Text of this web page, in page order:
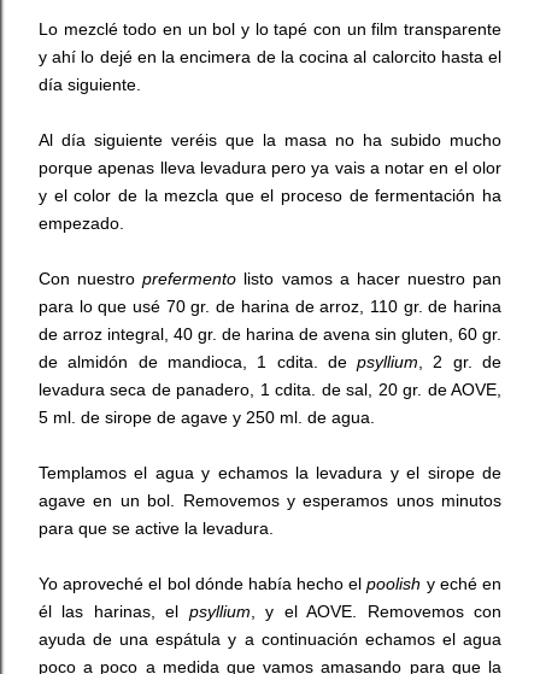
Lo mezclé todo en un bol y lo tapé con un film transparente
y ahí lo dejé en la encimera de la cocina al calorcito hasta el
día siguiente.
Al día siguiente veréis que la masa no ha subido mucho
porque apenas lleva levadura pero ya vais a notar en el olor
y el color de la mezcla que el proceso de fermentación ha
empezado.
Con nuestroprefermento listo vamos a hacer nuestro pan
para lo que usé 70 gr. de harina de arroz, 110 gr. de harina
de arroz integral, 40 gr. de harina de avena sin gluten, 60 gr.
de almidón de mandioca, 1 cdita. depsyllium , 2 gr. de
levadura seca de panadero, 1 cdita. de sal, 20 gr. de AOVE,
5 ml. de sirope de agave y 250 ml. de agua.
Templamos el agua y echamos la levadura y el sirope de
agave en un bol. Removemos y esperamos unos minutos
para que se active la levadura.
Yo aproveché el bol dónde había hecho elpoolish y eché en
él las harinas, el psyllium , y el AOVE. Removemos con
ayuda de una espátula y a continuación echamos el agua
poco a poco a medida que vamos amasando para que la